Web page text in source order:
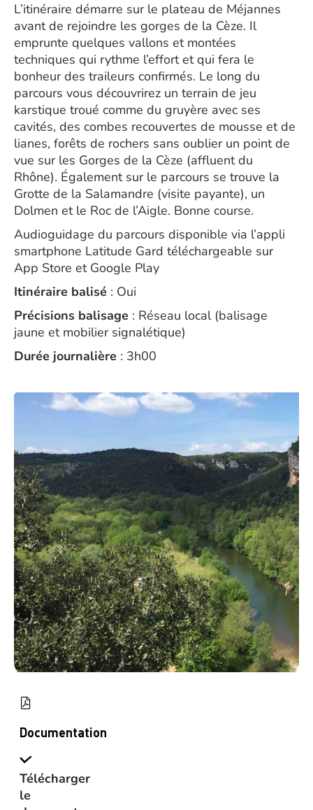
L’itinéraire démarre sur le plateau de Méjannes
avant de rejoindre les gorges de la Cèze. Il
emprunte quelques vallons et montées
techniques qui rythme l’effort et qui fera le
bonheur des traileurs confirmés. Le long du
parcours vous découvrirez un terrain de jeu
karstique troué comme du gruyère avec ses
cavités, des combes recouvertes de mousse et de
lianes, forêts de rochers sans oublier un point de
vue sur les Gorges de la Cèze (affluent du
Rhône). Également sur le parcours se trouve la
Grotte de la Salamandre (visite payante), un
Dolmen et le Roc de l’Aigle. Bonne course.
Audioguidage du parcours disponible via l’appli
smartphone Latitude Gard téléchargeable sur
App Store et Google Play
Itinéraire balisé : Oui
Précisions balisage : Réseau local (balisage
jaune et mobilier signalétique)
Durée journalière : 3h00
Documentation
Télécharger
le